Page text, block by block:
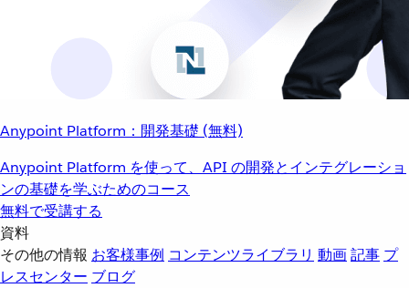
Anypoint Platform：開発基礎 (無料)
Anypoint Platform を使って、API の開発とインテグレーショ
ンの基礎を学ぶためのコース
無料で受講する
資料
その他の情報 お客様事例 コンテンツライブラリ 動画記事 プ
レスセンター ブログ